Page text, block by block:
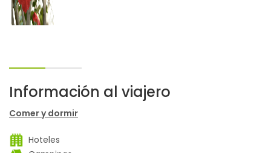
Información al viajero
Comer y dormir
Hoteles